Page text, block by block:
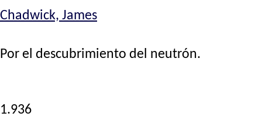
Chadwick, James
Por el descubrimiento del neutrón.
1.936